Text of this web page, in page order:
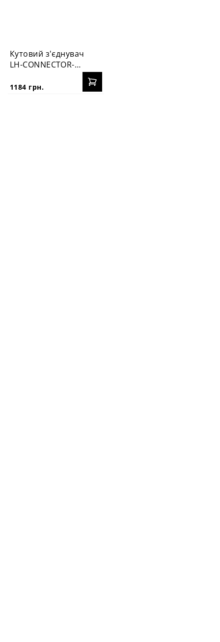
Кутовий з'єднувач
LH-CONNECTOR-35
1184 грн.